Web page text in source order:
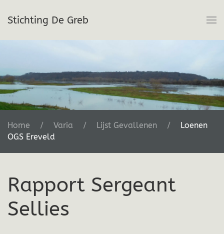
Terug naar hoofdinhoud
Stichting De Greb
Home Varia Lijst Gevallenen
Loenen
OGS Ereveld
Rapport Sergeant
Sellies